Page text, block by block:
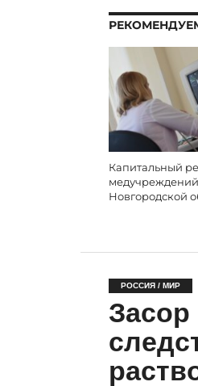
Капитальный
Новгородской
РОССИЯ / МИР
Засор